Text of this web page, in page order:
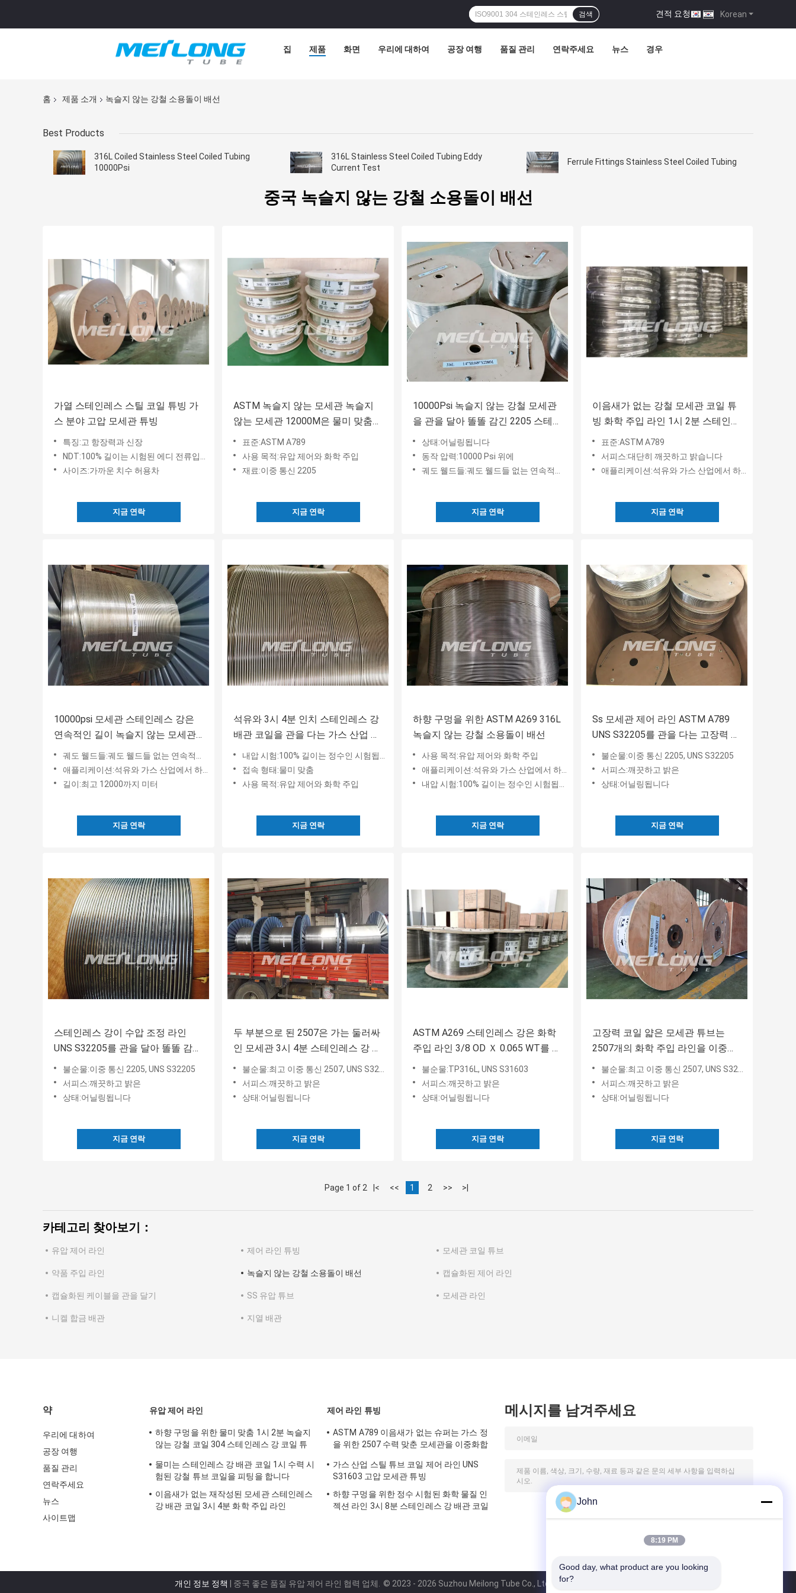
Korean
견적 요청 |
검색
집 제품 화면 우리에 대하여 공장 여행 품질 관리 연락주세요 뉴스 경우
홈 제품 소개 녹슬지 않는 강철 소용돌이 배선
Best Products
316L Coiled Stainless Steel Coiled Tubing
10000Psi
316L Stainless Steel Coiled Tubing Eddy
Current Test
Ferrule Fittings Stainless Steel Coiled Tubing
중국 녹슬지 않는 강철 소용돌이 배선
가열 스테인레스 스틸 코일 튜빙 가
스 분야 고압 모세관 튜빙
특징:고 항장력과 신장
NDT:100% 길이는 시험된 에디 전류입니다
사이즈:가까운 치수 허용차
지금 연락
ASTM 녹슬지 않는 모세관 녹슬지
않는 모세관 12000M은 물미 맞춤과
아닐링했습니다
표준:ASTM A789
사용 목적:유압 제어와 화학 주입
재료:이중 통신 2205
지금 연락
10000Psi 녹슬지 않는 강철 모세관
을 관을 달아 똘똘 감긴 2205 스테인
레스 강을 이중화하세요
상태:어닐링됩니다
동작 압력:10000 Psi 위에
궤도 웰드들:궤도 웰드들 없는 연속적인 길이
지금 연락
이음새가 없는 강철 모세관 코일 튜
빙 화학 주입 라인 1시 2분 스테인레
스 강 코일
표준:ASTM A789
서피스:대단히 깨끗하고 밝습니다
애플리케이션:석유와 가스 산업에서 하향 구멍 애플리케이션
지금 연락
10000psi 모세관 스테인레스 강은
연속적인 길이 녹슬지 않는 모세관
을 관을 달아 감겼습니다
궤도 웰드들:궤도 웰드들 없는 연속적인 길이
애플리케이션:석유와 가스 산업에서 하향 구멍 애플리케이션
길이:최고 12000까지 미터
지금 연락
석유와 3시 4분 인치 스테인레스 강
배관 코일을 관을 다는 가스 산업 스
테인레스 코일
내압 시험:100% 길이는 정수인 시험됩니다
접속 형태:물미 맞춤
사용 목적:유압 제어와 화학 주입
지금 연락
하향 구멍을 위한 ASTM A269 316L
녹슬지 않는 강철 소용돌이 배선
사용 목적:유압 제어와 화학 주입
애플리케이션:석유와 가스 산업에서 하향 구멍 애플리케이션
내압 시험:100% 길이는 정수인 시험됩니다
지금 연락
Ss 모세관 제어 라인 ASTM A789
UNS S32205를 관을 다는 고장력 스
테인레스 코일
불순물:이중 통신 2205, UNS S32205
서피스:깨끗하고 밝은
상태:어닐링됩니다
지금 연락
스테인레스 강이 수압 조정 라인
UNS S32205를 관을 달아 똘똘 감은
이중 통신 2205
불순물:이중 통신 2205, UNS S32205
서피스:깨끗하고 밝은
상태:어닐링됩니다
지금 연락
두 부분으로 된 2507은 가는 둘러싸
인 모세관 3시 4분 스테인레스 강 배
관 코일을 똘똘 감았습니다
불순물:최고 이중 통신 2507, UNS S32750
서피스:깨끗하고 밝은
상태:어닐링됩니다
지금 연락
ASTM A269 스테인레스 강은 화학
주입 라인 3/8 OD Ｘ 0.065 WT를 관
을 달아 감겼습니다
불순물:TP316L, UNS S31603
서피스:깨끗하고 밝은
상태:어닐링됩니다
지금 연락
고장력 코일 얇은 모세관 튜브는
2507개의 화학 주입 라인을 이중화
합니다
불순물:최고 이중 통신 2507, UNS S32750
서피스:깨끗하고 밝은
상태:어닐링됩니다
지금 연락
Page 1 of 2 |< << 1 2 >> >|
카테고리 찾아보기：
유압 제어 라인 제어 라인 튜빙 모세관 코일 튜브
약품 주입 라인 녹슬지 않는 강철 소용돌이 배선 캡슐화된 제어 라인
캡슐화된 케이블을 관을 달기 SS 유압 튜브 모세관 라인
니켈 합금 배관 지열 배관
약
우리에 대하여
공장 여행
품질 관리
연락주세요
뉴스
사이트맵
유압 제어 라인
하향 구멍을 위한 물미 맞춤 1시 2분 녹슬지
않는 강철 코일 304 스테인레스 강 코일 튜
물미는 스테인레스 강 배관 코일 1시 수력 시
험된 강철 튜브 코일을 피팅을 합니다
이음새가 없는 재작성된 모세관 스테인레스
강 배관 코일 3시 4분 화학 주입 라인
제어 라인 튜빙
ASTM A789 이음새가 없는 슈퍼는 가스 정
을 위한 2507 수력 맞춘 모세관을 이중화합
가스 산업 스틸 튜브 코일 제어 라인 UNS
S31603 고압 모세관 튜빙
하향 구멍을 위한 정수 시험된 화학 물질 인
젝션 라인 3시 8분 스테인레스 강 배관 코일
메시지를 남겨주세요
개인 정보 정책 | 중국 좋은 품질 유압 제어 라인 협력 업체. © 2023 - 2026 Suzhou Meilong Tube Co., Ltd.. All Rights Reserved.
John
8:19 PM
Good day, what product are you looking
for?